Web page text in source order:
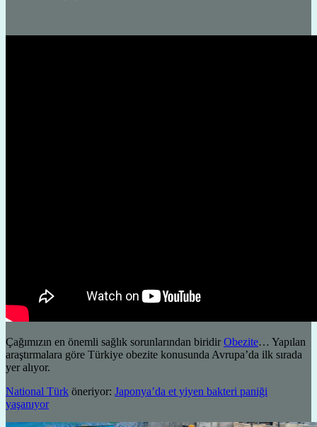
Çağımızın en önemli sağlık sorunlarından biridir Obezite… Yapılan
araştırmalara göre Türkiye obezite konusunda Avrupa’da ilk sırada
yer alıyor.
National Türk öneriyor: Japonya’da et yiyen bakteri paniği
yaşanıyor